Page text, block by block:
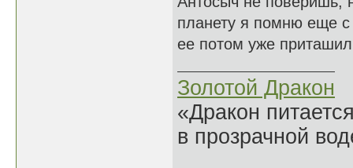
планету я помню еще с
ее потом уже
Золотой Дракон
«Дракон
в прозрачной